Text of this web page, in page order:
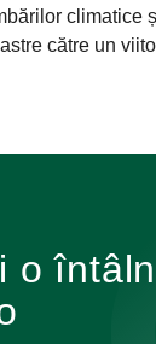
climatice
către un
o